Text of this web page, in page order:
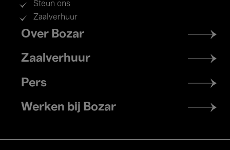
Steun ons
Zaalverhuur
Footer
menu
Over Bozar
Zaalverhuur
Pers
Werken bij Bozar